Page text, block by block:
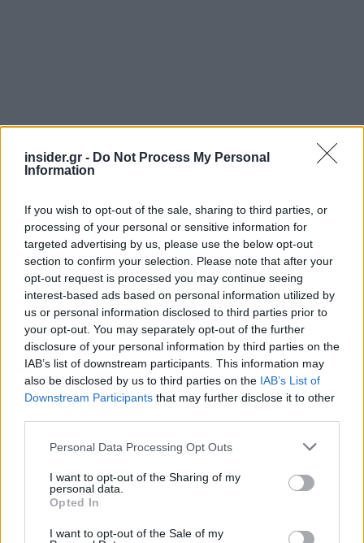
insider.gr - Do Not Process My Personal
Information
If you wish to opt-out of the sale, sharing to third parties, or
processing of your personal or sensitive information for
targeted advertising by us, please use the below opt-out
section to confirm your selection. Please note that after your
opt-out request is processed you may continue seeing
interest-based ads based on personal information utilized by
us or personal information disclosed to third parties prior to
your opt-out. You may separately opt-out of the further
disclosure of your personal information by third parties on the
IAB’s list of downstream participants. This information may
also be disclosed by us to third parties on the IAB’s List of
Downstream Participants that may further disclose it to other
Please note that this website/app uses one or more Google
not limited to your visit or usage behaviour. You may click to
grant or deny consent to Google and its third-party tags to
use your data for below specified purposes in below Google
consent section.
Personal Data Processing Opt Outs
I want to opt-out of the Sharing of my
personal data.
Opted In
I want to opt-out of the Sale of my
Ακολουθήστε τοinsider.gr στο Google Newsκαι μάθετε